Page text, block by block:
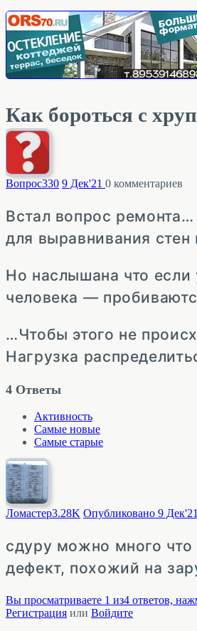
Как бороться с
Вопрос330 9 Дек'21 0 комментариев
Встал вопрос
для выравнивания
Но наслышана что если
человека —
…Чтобы этого не
Нагрузка
4 Ответы
Активность
Самые новые
Самые старые
Ломастер3.28K Опубликовано 9 Дек'21
сдуру можно много что
дефект, похожий на
Вы просматриваете 1 из4 ответов,
Регистрация или Войдите